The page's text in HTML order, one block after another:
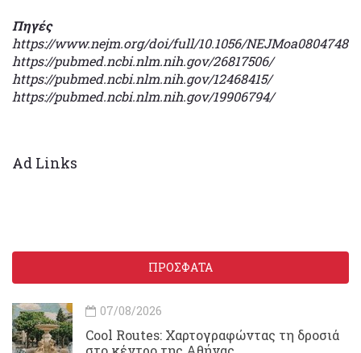
Πηγές
https://www.nejm.org/doi/full/10.1056/NEJMoa0804748
https://pubmed.ncbi.nlm.nih.gov/26817506/
https://pubmed.ncbi.nlm.nih.gov/12468415/
https://pubmed.ncbi.nlm.nih.gov/19906794/
Ad Links
ΠΡΟΣΦΑΤΑ
07/08/2026
Cool Routes: Χαρτογραφώντας τη δροσιά